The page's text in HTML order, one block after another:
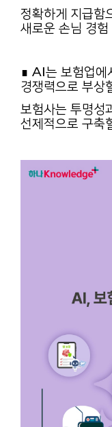
정확하게 지급함
새로운 손님 경험
∎ AI는 보험업에
경쟁력으로 부상
보험사는 투명성
선제적으로 구축